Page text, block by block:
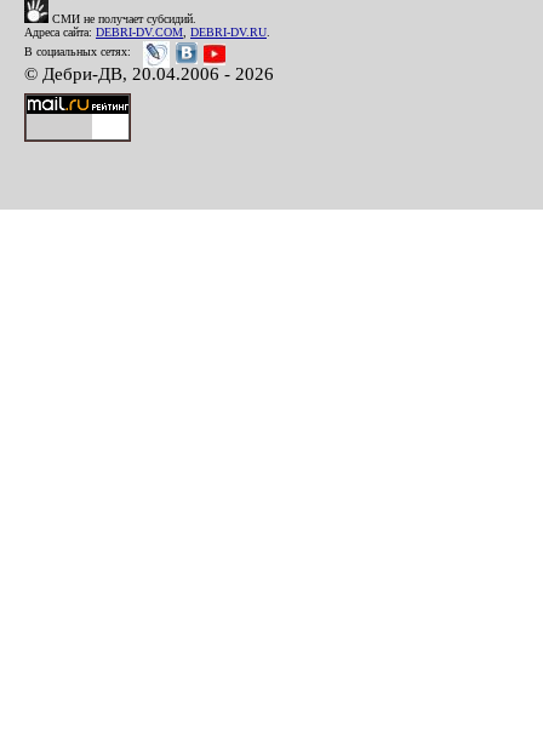
СМИ не получает субсидий.
Адреса сайта: DEBRI-DV.COM DEBRI-DV.RU
В социальных сетях:
© Дебри-ДВ, 20.04.2006 - 2026